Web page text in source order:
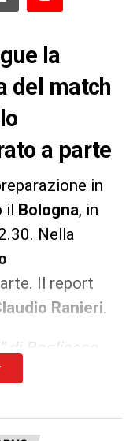
la
del match
a parte
in
Bologna, in
Nella
Il report
Ranieri.
di Bogliasco
previsto una
possesso-